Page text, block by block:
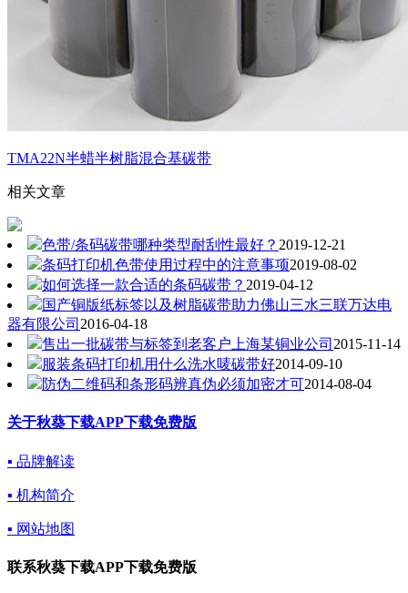
TMA22N半蜡半树脂混合基碳带
相关文章
色带/条码碳带哪种类型耐刮性最好？ 2019-12-21
条码打印机色带使用过程中的注意事项2019-08-02
如何选择一款合适的条码碳带？ 2019-04-12
国产铜版纸标签以及树脂碳带助力佛山三水三联万达电
器有限公司 2016-04-18
售出一批碳带与标签到老客户上海某铜业公司 2015-11-14
服装条码打印机用什么洗水唛碳带好2014-09-10
防伪二维码和条形码辨真伪必须加密才可2014-08-04
关于秋葵下载APP下载免费版
▪ 品牌解读
▪ 机构简介
▪ 网站地图
联系秋葵下载APP下载免费版